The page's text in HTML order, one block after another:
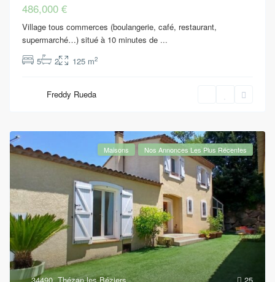
486,000 €
Village tous commerces (boulangerie, café, restaurant,
supermarché…) situé à 10 minutes de ...
5
2 125 m2
Freddy Rueda
Maisons Nos Annonces Les Plus Récentes